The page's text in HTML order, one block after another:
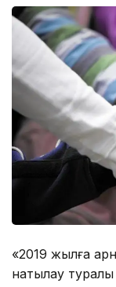
«2019 жылға
нақтылау